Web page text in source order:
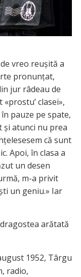
vreo reușită a
pronunțat,
jur râdeau de
clasei»,
pauze pe spate,
și atunci nu prea
că sunt
Apoi, în clasa a
un desen
m-a privit
un geniu.» Iar
arătată
1952, Târgu
radio,